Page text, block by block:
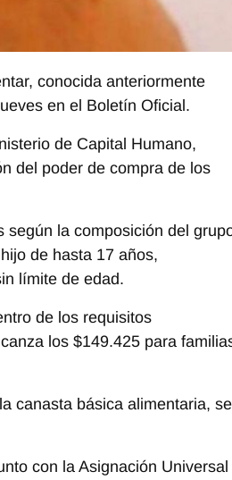
conocida anteriormente
en el Boletín Oficial.
de Capital Humano,
del poder de compra de los
según la composición del
de hasta 17 años,
límite de edad.
de los requisitos
los $149.425 para
canasta básica alimentaria, se
con la Asignación Universal